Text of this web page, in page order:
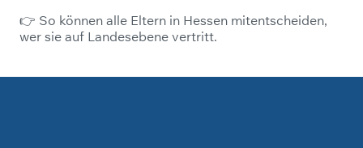
👉 So können alle Eltern in Hessen mitentscheiden,
wer sie auf Landesebene vertritt.